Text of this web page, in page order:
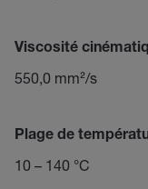
Viscosité
550,0 mm²/s
Plage de
10 – 140 °C